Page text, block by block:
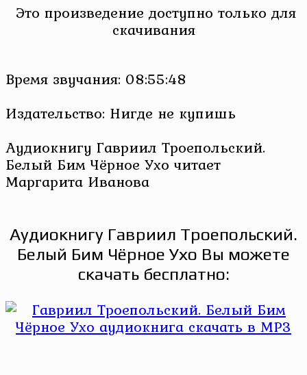
Это произведение доступно только для
скачивания
Время звучания: 08:55:48
Издательство: Нигде не купишь
Аудиокнигу Гавриил Троепольский.
Белый Бим Чёрное Ухо читает
Маргарита Иванова
Аудиокнигу Гавриил Троепольский.
Белый Бим Чёрное Ухо Вы можете
скачать бесплатно: